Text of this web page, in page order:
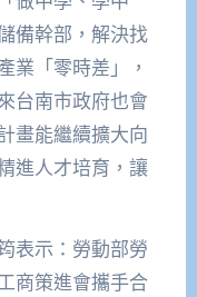
備幹部，解決找
業「零時差」，
台南市政府也會
畫能繼續擴大向
進人才培育， 讓
表示： 勞動部勞
商策進會攜手合